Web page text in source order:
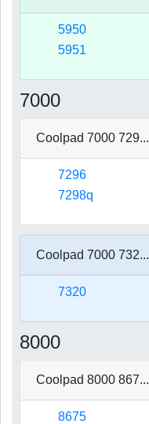
5950
5951
7000
Coolpad 7000 729...
7296
7298q
Coolpad 7000 732...
7320
8000
Coolpad 8000 867...
8675